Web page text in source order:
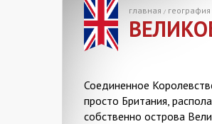
главная /
Соединенное
просто Британия,
собственно острова